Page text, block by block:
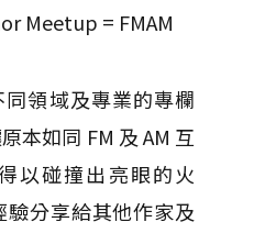
Meetup = FMAM
同領域及專業的專欄
本如同 FM 及 AM 互
以碰撞出亮眼的火
分享給其他作家及